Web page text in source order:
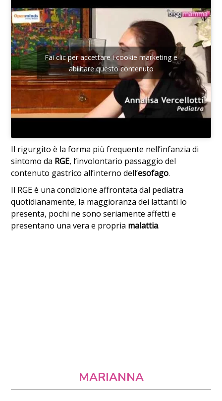
Fai clic per accettare i cookie marketing e
abilitare questo contenuto
Il rigurgito è la forma più frequente nell’infanzia di
sintomo da RGE, l’involontario passaggio del
contenuto gastrico all’interno dell’esofago.
Il RGE è una condizione affrontata dal pediatra
quotidianamente, la maggioranza dei lattanti lo
presenta, pochi ne sono seriamente affetti e
presentano una vera e propria malattia.
MARIANNA